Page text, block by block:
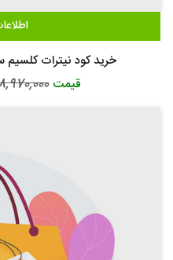
خرید کود نیترات کلسیم
قیمت